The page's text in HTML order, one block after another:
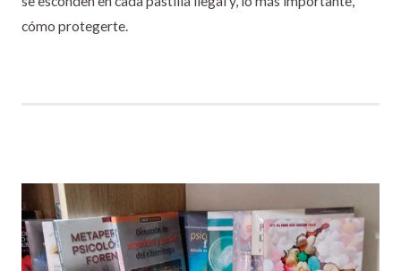
cómo protegerte.